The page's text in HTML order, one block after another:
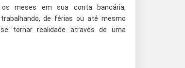
meses em sua conta bancária,
de férias ou até mesmo
tornar realidade através de uma